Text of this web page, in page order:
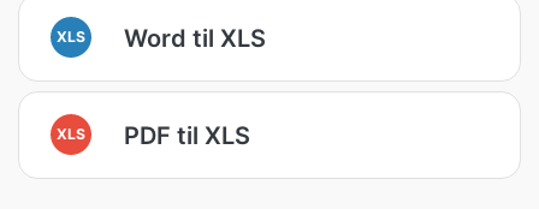
XLS Word til XLS
XLS PDF til XLS